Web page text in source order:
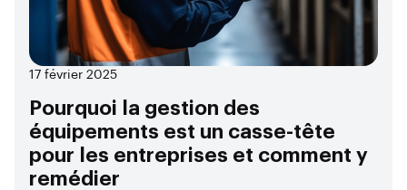
17 février 2025
Pourquoi la gestion des
équipements est un casse-tête
pour les entreprises et comment y
remédier